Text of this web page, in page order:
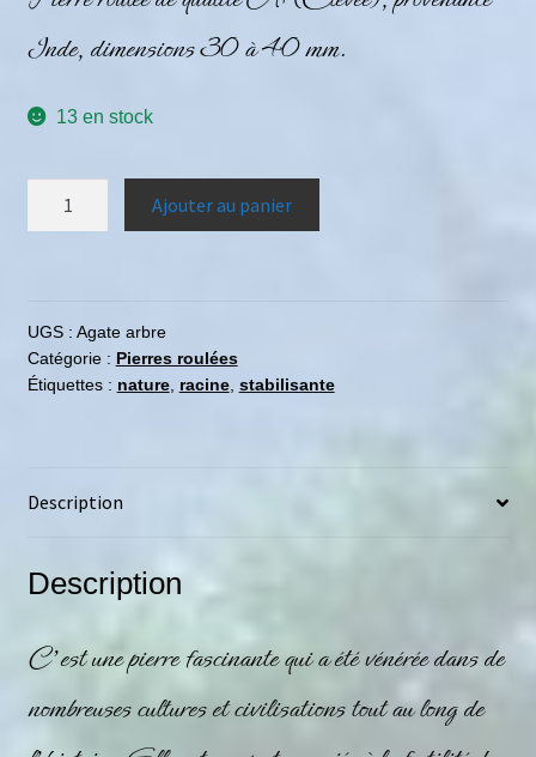
Inde, dimensions 30 à 40 mm.
13 en stock
Ajouter au panier
UGS : Agate arbre
Catégorie : Pierres roulées
Étiquettes : nature, racine, stabilisante
Description
Description
C’est une pierre fascinante qui a été vénérée dans de
nombreuses cultures et civilisations tout au long de